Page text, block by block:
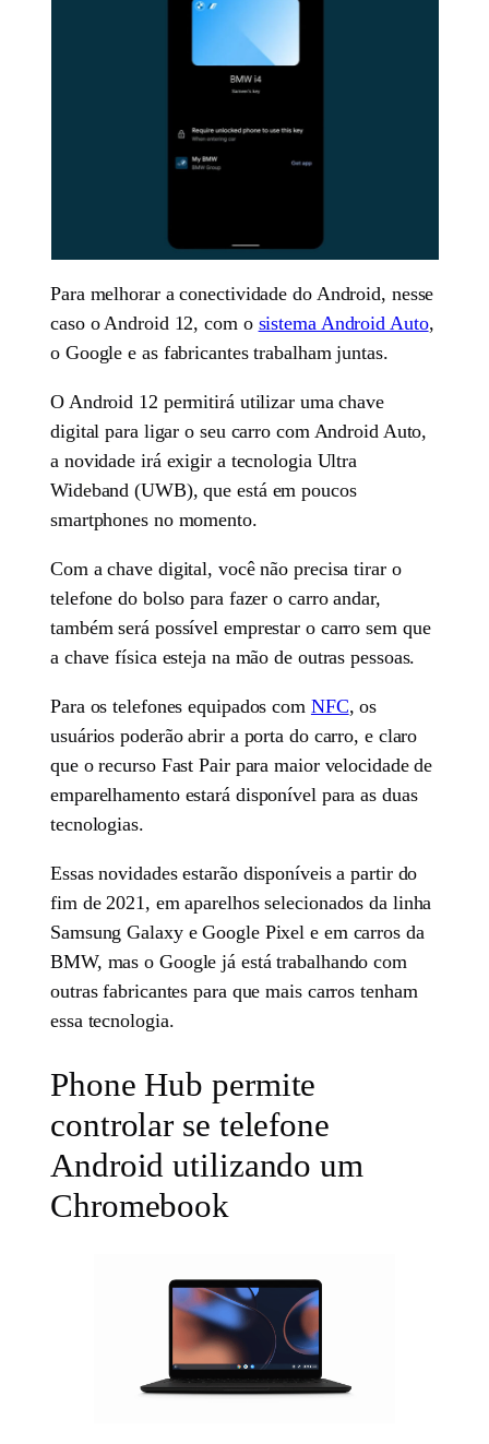
Para melhorar a conectividade do Android, nesse
caso o Android 12, com o sistema Android Auto,
o Google e as fabricantes trabalham juntas.
O Android 12 permitirá utilizar uma chave
digital para ligar o seu carro com Android Auto,
a novidade irá exigir a tecnologia Ultra
Wideband (UWB), que está em poucos
smartphones no momento.
Com a chave digital, você não precisa tirar o
telefone do bolso para fazer o carro andar,
também será possível emprestar o carro sem que
a chave física esteja na mão de outras pessoas.
Para os telefones equipados com NFC, os
usuários poderão abrir a porta do carro, e claro
que o recurso Fast Pair para maior velocidade de
emparelhamento estará disponível para as duas
tecnologias.
Essas novidades estarão disponíveis a partir do
fim de 2021, em aparelhos selecionados da linha
Samsung Galaxy e Google Pixel e em carros da
BMW, mas o Google já está trabalhando com
outras fabricantes para que mais carros tenham
essa tecnologia.
Phone Hub permite
controlar se telefone
Android utilizando um
Chromebook